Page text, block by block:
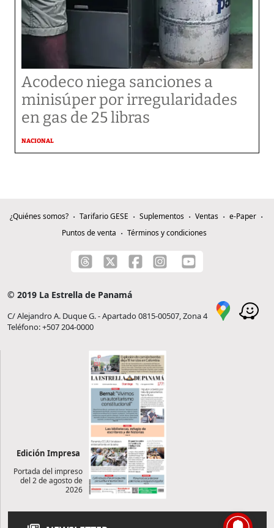
Acodeco niega sanciones a
minisúper por irregularidades
en gas de 25 libras
NACIONAL
¿Quiénes somos? Tarifario GESE Suplementos Ventas
e-Paper
Puntos de venta
Términos y condiciones
© 2019 La Estrella de Panamá
C/ Alejandro A. Duque G. - Apartado 0815-00507, Zona 4
Teléfono: +507 204-0000
Edición Impresa
Portada del impreso
del 2 de agosto de
2026